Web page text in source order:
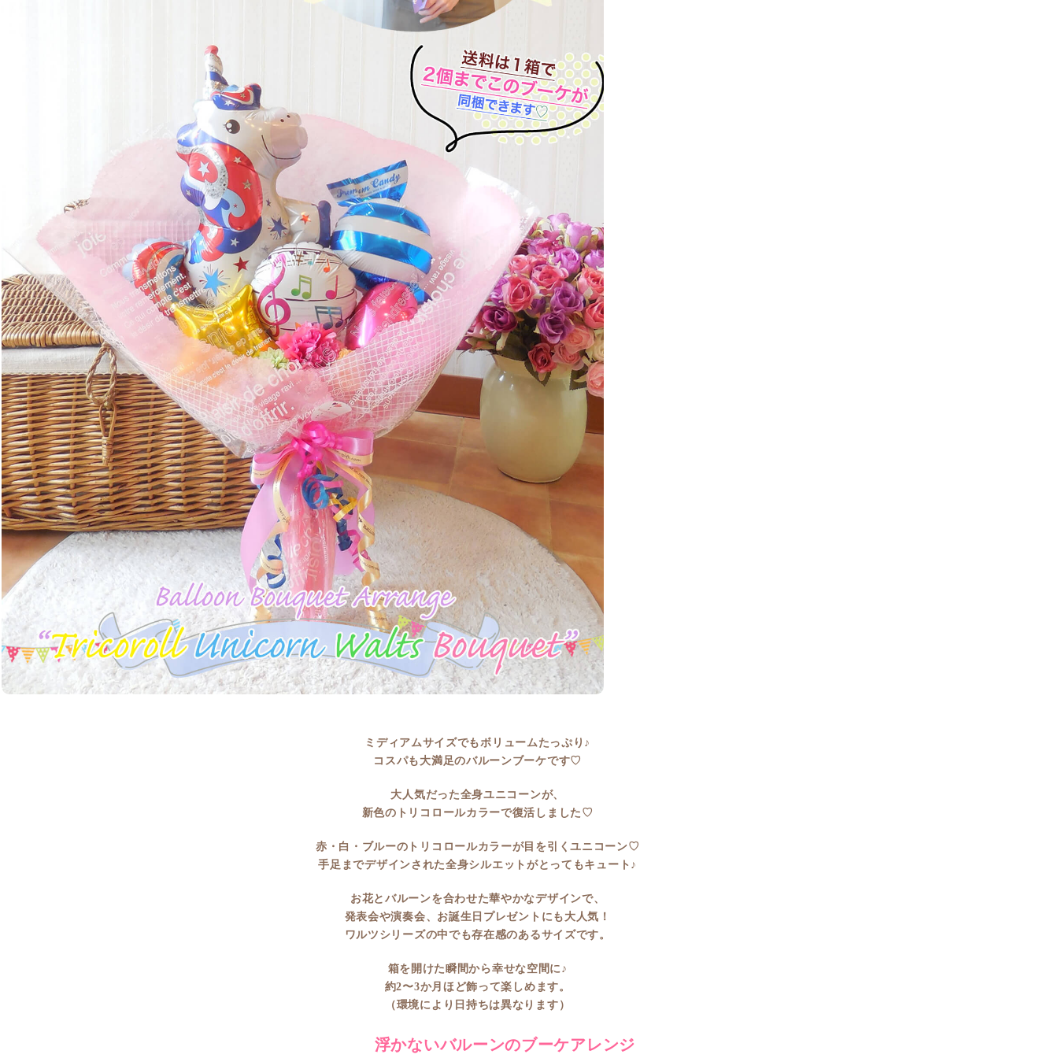
ミディアムサイズでもボリュームたっぷり♪
コスパも大満足のバルーンブーケです♡
大人気だった全身ユニコーンが、
新色のトリコロールカラーで復活しました♡
赤・白・ブルーのトリコロールカラーが目を引くユニコーン♡
手足までデザインされた全身シルエットがとってもキュート♪
お花とバルーンを合わせた華やかなデザインで、
発表会や演奏会、お誕生日プレゼントにも大人気！
ワルツシリーズの中でも存在感のあるサイズです。
箱を開けた瞬間から幸せな空間に♪
約2〜3か月ほど飾って楽しめます。
（環境により日持ちは異なります）
浮かないバルーンのブーケアレンジ